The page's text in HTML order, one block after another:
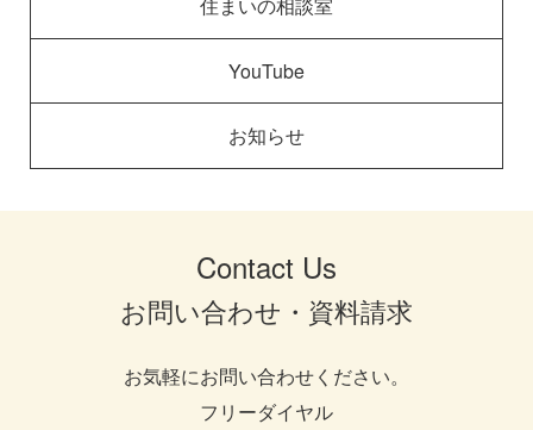
YouTube
お知らせ
Contact Us
お問い合わせ・資料請求
お気軽にお問い合わせください。
フリーダイヤル